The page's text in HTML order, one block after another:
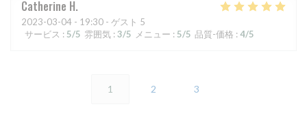
Catherine H
2023-03-04 - 19:30 - ゲスト 5
サービス : 5/5 雰囲気 : 3/5 メニュー : 5/5 品質-価格 : 4/5
1 2 3